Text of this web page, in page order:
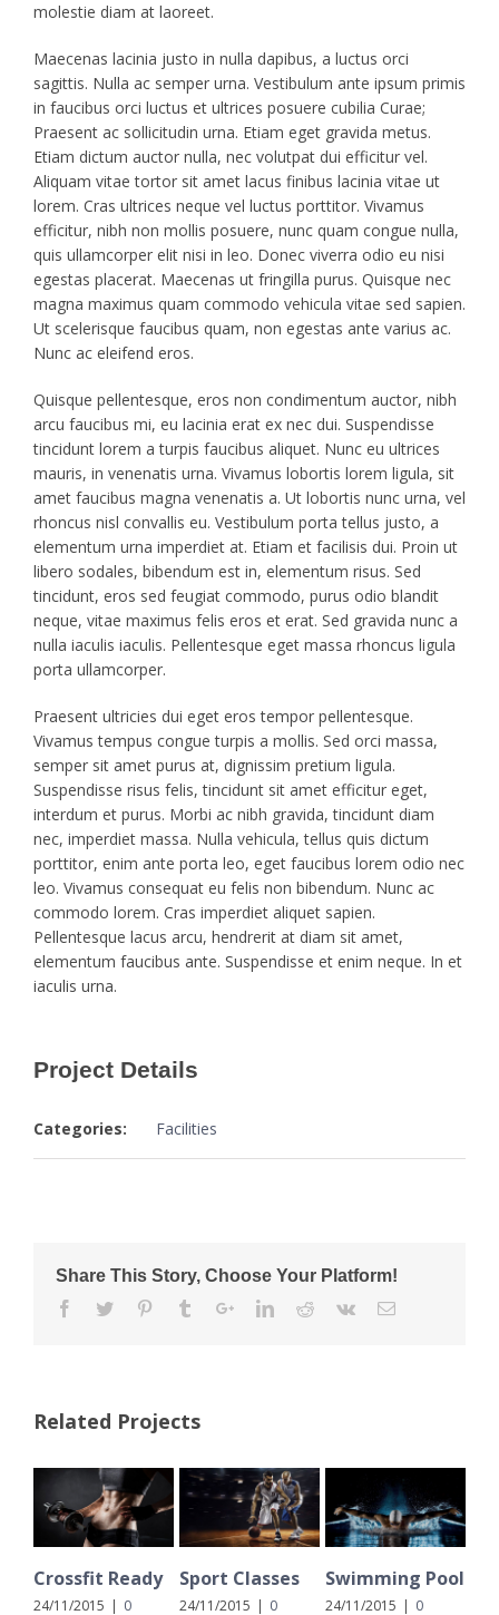
molestie diam at laoreet.
Maecenas lacinia justo in nulla dapibus, a luctus orci
sagittis. Nulla ac semper urna. Vestibulum ante ipsum primis
in faucibus orci luctus et ultrices posuere cubilia Curae;
Praesent ac sollicitudin urna. Etiam eget gravida metus.
Etiam dictum auctor nulla, nec volutpat dui efficitur vel.
Aliquam vitae tortor sit amet lacus finibus lacinia vitae ut
lorem. Cras ultrices neque vel luctus porttitor. Vivamus
efficitur, nibh non mollis posuere, nunc quam congue nulla,
quis ullamcorper elit nisi in leo. Donec viverra odio eu nisi
egestas placerat. Maecenas ut fringilla purus. Quisque nec
magna maximus quam commodo vehicula vitae sed sapien.
Ut scelerisque faucibus quam, non egestas ante varius ac.
Nunc ac eleifend eros.
Quisque pellentesque, eros non condimentum auctor, nibh
arcu faucibus mi, eu lacinia erat ex nec dui. Suspendisse
tincidunt lorem a turpis faucibus aliquet. Nunc eu ultrices
mauris, in venenatis urna. Vivamus lobortis lorem ligula, sit
amet faucibus magna venenatis a. Ut lobortis nunc urna, vel
rhoncus nisl convallis eu. Vestibulum porta tellus justo, a
elementum urna imperdiet at. Etiam et facilisis dui. Proin ut
libero sodales, bibendum est in, elementum risus. Sed
tincidunt, eros sed feugiat commodo, purus odio blandit
neque, vitae maximus felis eros et erat. Sed gravida nunc a
nulla iaculis iaculis. Pellentesque eget massa rhoncus ligula
porta ullamcorper.
Praesent ultricies dui eget eros tempor pellentesque.
Vivamus tempus congue turpis a mollis. Sed orci massa,
semper sit amet purus at, dignissim pretium ligula.
Suspendisse risus felis, tincidunt sit amet efficitur eget,
interdum et purus. Morbi ac nibh gravida, tincidunt diam
nec, imperdiet massa. Nulla vehicula, tellus quis dictum
porttitor, enim ante porta leo, eget faucibus lorem odio nec
leo. Vivamus consequat eu felis non bibendum. Nunc ac
commodo lorem. Cras imperdiet aliquet sapien.
Pellentesque lacus arcu, hendrerit at diam sit amet,
elementum faucibus ante. Suspendisse et enim neque. In et
iaculis urna.
Project Details
Categories: Facilities
Share This Story, Choose Your Platform!
Related Projects
Crossfit Ready
24/11/2015 0
Sport Classes
24/11/2015 0
Swimming Pool
24/11/2015 0